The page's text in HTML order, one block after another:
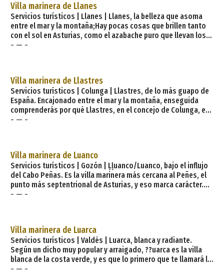
todo
Villa marinera de Llanes
Servicios turísticos | Llanes | Llanes, la belleza que asoma
entre el mar y la montaña;Hay pocas cosas que brillen tanto
con el sol en Asturias, como el azabache puro que llevan los
trajes de llanisca? Y es que esta villa del oriente de Asturias,
Llanes, capital del concej
- — -
Villa marinera de Llastres
Servicios turísticos | Colunga | Llastres, de lo más guapo de
España. Encajonado entre el mar y la montaña, enseguida
comprenderás por qué Llastres, en el concejo de Colunga, es
considerado uno de los pueblos más bonitos de España,
costa, fue distingu
- — -
Villa marinera de Luanco
Servicios turísticos | Gozón | Ḷḷuanco/Luanco, bajo el influjo
del Cabo Peñas. Es la villa marinera más cercana al Peñes, el
punto más septentrional de Asturias, y eso marca carácter.
Ḷḷuanco/Luanco, en el concejo de Gozón, ofrece una estampa
- — -
Villa marinera de Luarca
Servicios turísticos | Valdés | Luarca, blanca y radiante.
Según un dicho muy popular y arraigado, ??uarca es la villa
blanca de la costa verde, y es que lo primero que te llamará la
atención es el blanco como color predominante cuando echas
- — -